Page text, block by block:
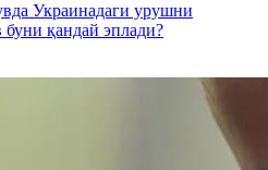
Украинадаги урушни
буни қандай эплади?